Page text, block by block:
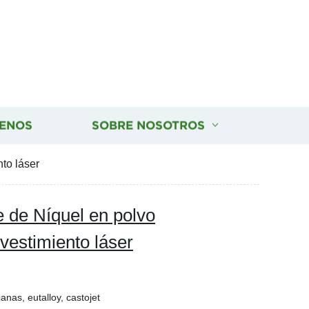
SOBRE NOSOTROS
láser
de Níquel en polvo
láser
eutalloy, castojet